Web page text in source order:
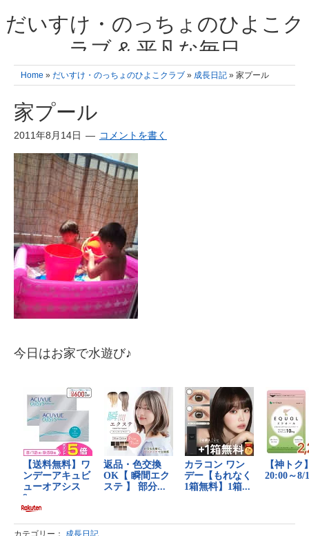
だいすけ・のっちょのひよこク
ラブ & 平凡な毎日
我が家の3人のひよこ成長日記と雑記 何十年後かに、大きくなったひよ
こ達とこの成長記を読み返すことを夢見て。& 3児ママの平凡日記 日々
Home » だいすけ・のっちょのひよこクラブ » 成長日記 » 家プール
家プール
2011年8月14日 コメントを書く
今日はお家で水遊び♪
カテゴリー： 成長日記